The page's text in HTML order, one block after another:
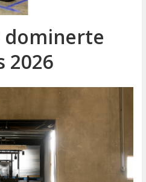
dominerte
2026